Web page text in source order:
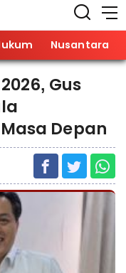
Nusantara
Gus
Depan